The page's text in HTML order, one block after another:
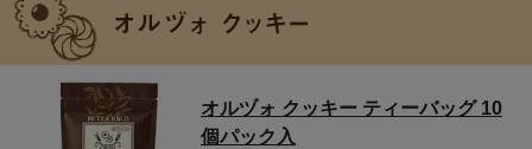
オルヅォ クッキー ティーバッグ 10
個パック入